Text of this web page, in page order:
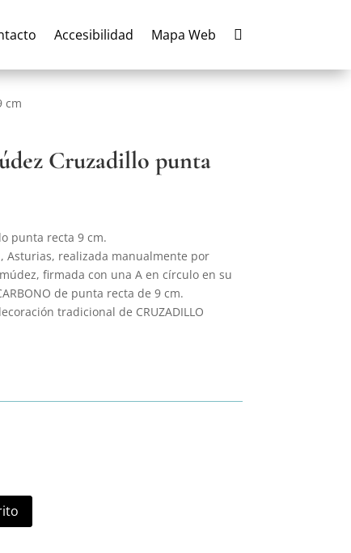
Accesibilidad Mapa Web 
cm
Cruzadillo punta
punta recta 9 cm.
Asturias, realizada manualmente por
firmada con una A en círculo en su
de punta recta de 9 cm.
tradicional de CRUZADILLO